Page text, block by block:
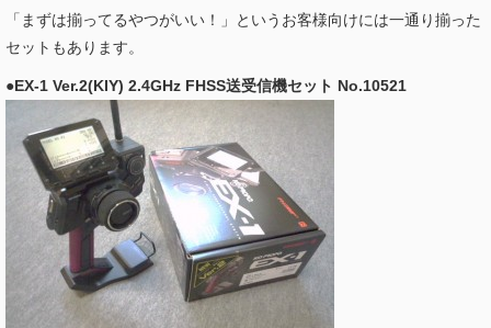
「まずは揃ってるやつがいい！」というお客様向けには一通り揃った
セットもあります。
●EX-1 Ver.2(KIY) 2.4GHz FHSS送受信機セット No.10521